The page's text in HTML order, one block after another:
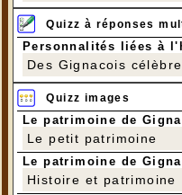
Quizz à réponses
Personnalités liées à
Des Gignacois
Quizz images
Le patrimoine de
Le petit patrimoine
Le patrimoine de
Histoire et patrimoine